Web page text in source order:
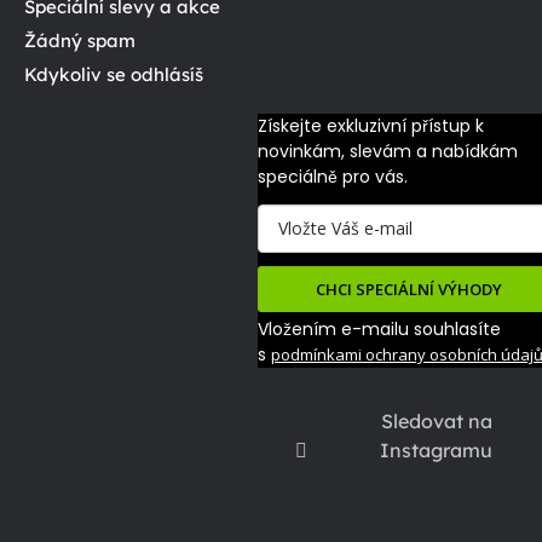
Sledovat na
Instagramu
Speciální slevy a akce
Žádný spam
Kdykoliv se odhlásíš
Získejte exkluzivní přístup k
novinkám, slevám a nabídkám
speciálně pro vás.
CHCI SPECIÁLNÍ VÝHODY
Vložením e-mailu souhlasíte
s podmínkami ochrany osobních údajů